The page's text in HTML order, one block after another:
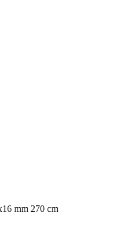
mm 270 cm